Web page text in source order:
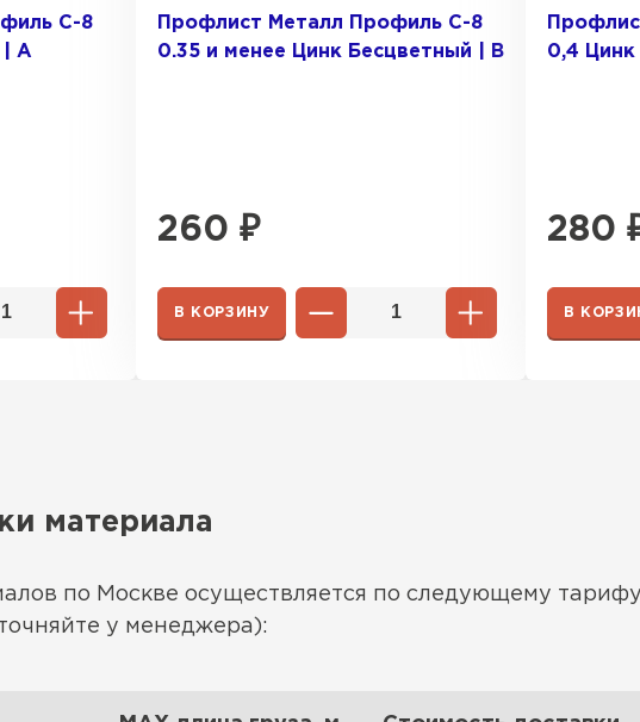
С-8
| A
Профлист Металл Профиль С-8
0.35 и менее Цинк Бесцветный | B
260 ₽
В КОРЗИНУ
0,4 Цинк
280
В
материала
по Москве осуществляется по следующему тарифу
у менеджера):